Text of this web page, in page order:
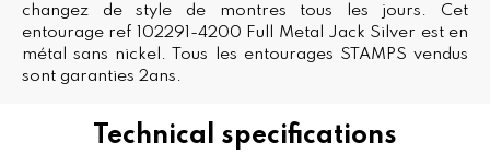
Technical specifications
changez de style de montres tous les jours. Cet
entourage ref 102291-4200 Full Metal Jack Silver est en
métal sans nickel. Tous les entourages STAMPS vendus
sont garanties 2ans.